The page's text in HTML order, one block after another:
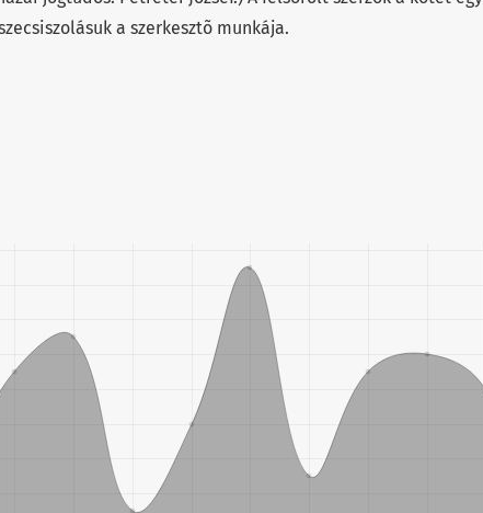
a szerkesztõ munkája.